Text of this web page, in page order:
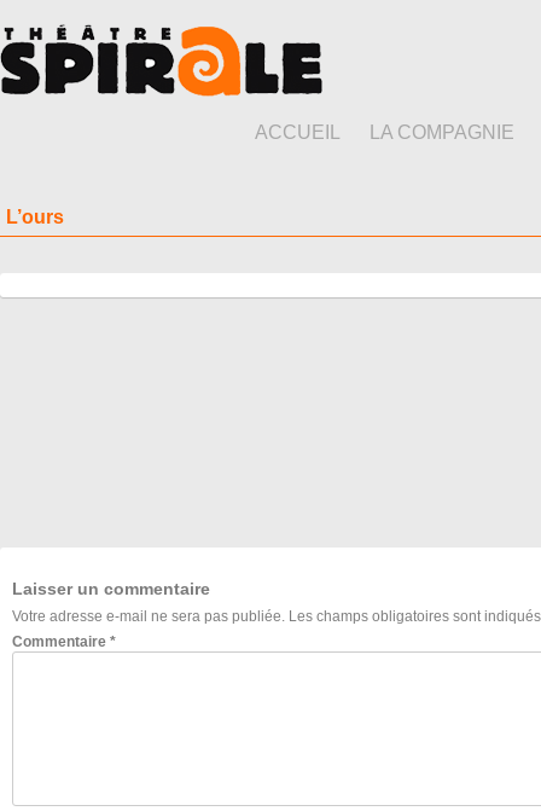
ACCUEIL LA COMPAGNIE
L’ours
Laisser un commentaire
Votre adresse e-mail ne sera pas publiée. Les champs obligatoires sont
Commentaire *